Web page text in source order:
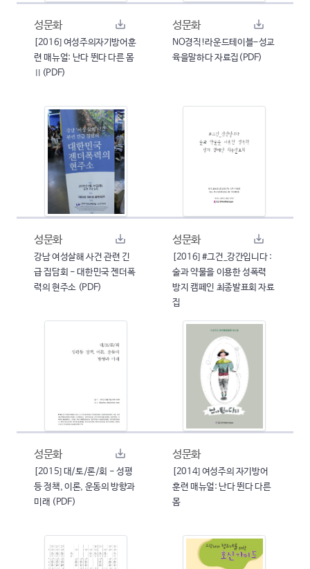
성문화
[2016] 여성주의자기방어훈
련 매뉴얼: 난다 뛴다 다른 몸
Ⅱ(PDF)
성문화
NO경직!라운드테이블-성교
육을말하다 자료집(PDF)
성문화
강남 여성살해 사건 관련 긴
급 집담회 - 대한민국 젠더폭
력의 현주소 (PDF)
성문화
[2016] #그건_강간입니다 :
술과 약물을 이용한 성폭력
방지 캠페인 최종발표회 자료
집
성문화
[2015] 대/토/론/회 - 성평
등 정책, 이론, 운동의 방향과
미래 (PDF)
성문화
[2014] 여성주의 자기방어
훈련 매뉴얼: 난다 뛴다 다른
몸